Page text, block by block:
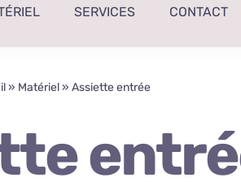
SERVICES CONTACT
» Matériel» Assiette entrée